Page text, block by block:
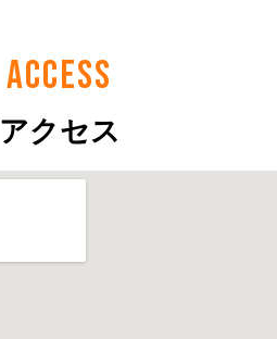
ACCESS
アクセス